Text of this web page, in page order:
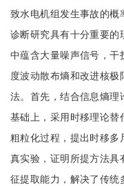
致水电机组发生事故的
诊断研究具有十分重要
中蕴含大量噪声信号，干
度波动散布熵和改进核
法。首先，结合信息熵理
基础上，采用时移理论
粗粒化过程，提出时移
真实验，证明所提方法
征提取能力，解决了传统